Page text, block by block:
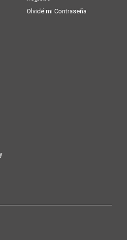
Olvidé mi Contraseña